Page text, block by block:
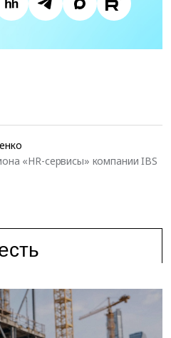
«HR-сервисы» компании IBS